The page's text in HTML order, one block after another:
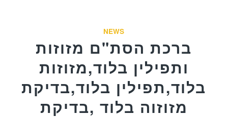
NEWS
ברכת הסת"ם מזוזות
ותפילין בלוד,מזוזות
בלוד,תפילין בלוד,בדיקת
מזוזוה בלוד ,בדיקת